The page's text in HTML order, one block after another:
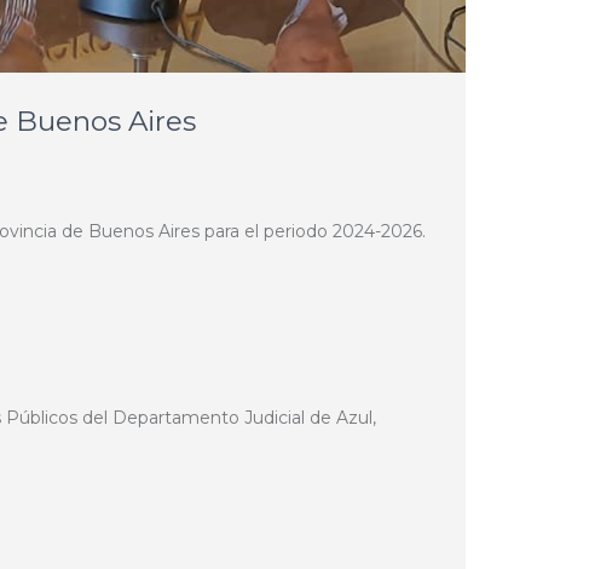
Buenos Aires
de Buenos Aires para el periodo 2024-2026.
del Departamento Judicial de Azul,